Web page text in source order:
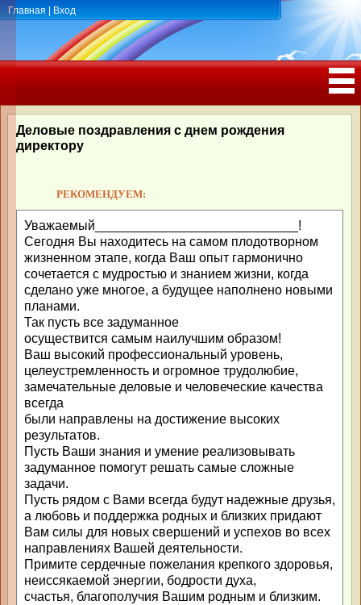
Главная Вход
РОЖДЕНИЯ, ЮБИЛЕЕМ
Деловые поздравления с днем рождения
директору
РЕКОМЕНДУЕМ:
Уважаемый____________________________!
Сегодня Вы находитесь на самом плодотворном
жизненном этапе, когда Ваш опыт гармонично
сочетается с мудростью и знанием жизни, когда
сделано уже многое, а будущее наполнено новыми
планами.
Так пусть все задуманное
осуществится самым наилучшим образом!
Ваш высокий профессиональный уровень,
целеустремленность и огромное трудолюбие,
замечательные деловые и человеческие качества
всегда
были направлены на достижение высоких
результатов.
Пусть Ваши знания и умение реализовывать
задуманное помогут решать самые сложные
задачи.
Пусть рядом с Вами всегда будут надежные друзья,
а любовь и поддержка родных и близких придают
Вам силы для новых свершений и успехов во всех
направлениях Вашей деятельности.
Примите сердечные пожелания крепкого здоровья,
неиссякаемой энергии, бодрости духа,
счастья, благополучия Вашим родным и близким.